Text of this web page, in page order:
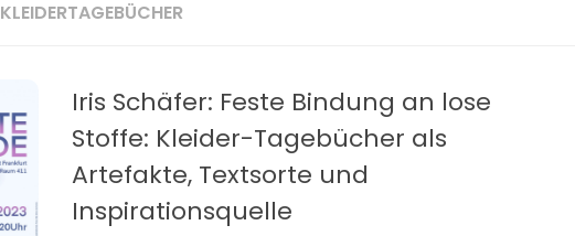
KLEIDERTAGEBÜCHER
Iris Schäfer: Feste Bindung an lose
Stoffe: Kleider-Tagebücher als
Artefakte, Textsorte und
Inspirationsquelle